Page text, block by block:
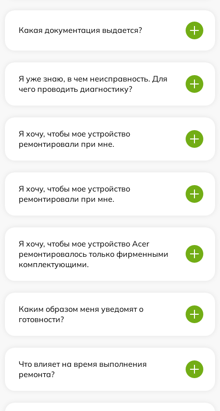
Какая документация выдается?
Я уже знаю, в чем неисправность. Для
чего проводить диагностику?
Я хочу, чтобы мое устройство
ремонтировали при мне.
Я хочу, чтобы мое устройство
ремонтировали при мне.
Я хочу, чтобы мое устройство Acer
ремонтировалось только фирменными
комплектующими.
Каким образом меня уведомят о
готовности?
Что влияет на время выполнения
ремонта?